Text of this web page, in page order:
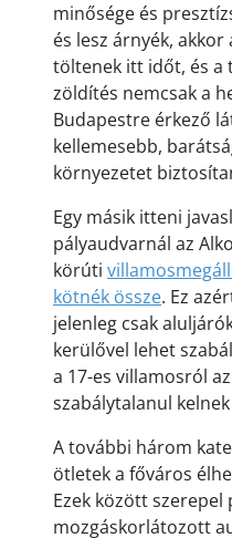
minősége és
és lesz árnyék,
töltenek itt időt, és a
zöldítés nemcsak a
Budapestre érkező
kellemesebb,
környezetet
Egy másik itteni
pályaudvarnál az
körúti
kötnék össze. Ez
jelenleg csak
kerülővel lehet
a 17-es villamosról
szabálytalanul
A további három
ötletek a főváros
Ezek között szerepel
mozgáskorlátozott